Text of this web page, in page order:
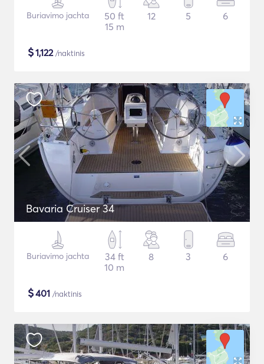
Buriavimo jachta
50 ft
15 m
12 5 6
$1,122/naktinis
Bavaria Cruiser 34
Buriavimo jachta
34 ft
10 m
8 3 6
$401 /naktinis